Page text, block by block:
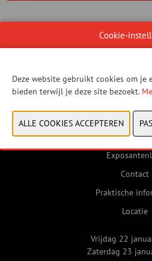
VORIGE
Contact
Praktische
Locatie
Vrijdag 22
Zaterdag 23
Cookie-
Deze website gebruikt cookies om je
bieden terwijl je deze site bezoekt.